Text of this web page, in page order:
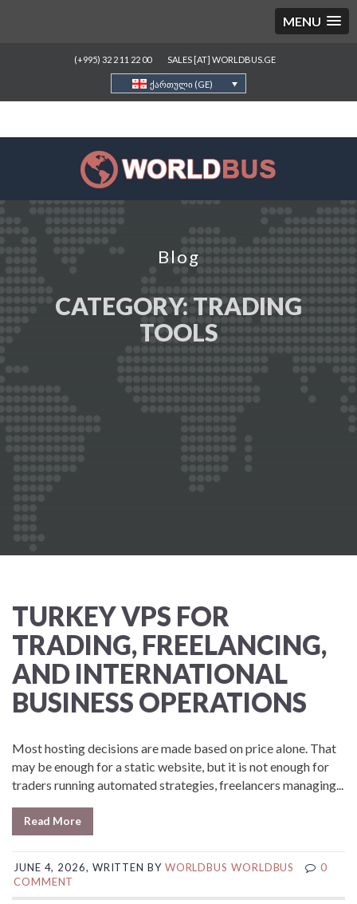
MENU
(+995) 32 2 11 22 00 SALES [AT] WORLDBUS.GE
ქართული (GE)
Blog
CATEGORY: TRADING
TOOLS
TURKEY VPS FOR
TRADING, FREELANCING,
AND INTERNATIONAL
BUSINESS OPERATIONS
Most hosting decisions are made based on price alone. That
may be enough for a static website, but it is not enough for
traders running automated strategies, freelancers managing...
Read More
JUNE 4, 2026, WRITTEN BY WORLDBUS WORLDBUS
0
COMMENT